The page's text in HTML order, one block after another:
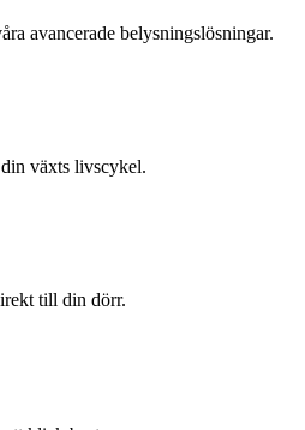
avancerade belysningslösningar.
växts livscykel.
till din dörr.